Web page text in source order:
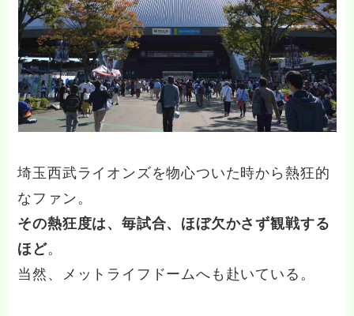
埼玉西武ライオンズを物心ついた時から熱狂的
なファン。
その熱狂度は、毎試合、ほぼ欠かさず観戦する
ほど。
当然、メットライフドームへも赴いている。